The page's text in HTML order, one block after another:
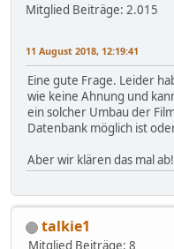
Mitglied Beiträge: 2.015
11 August 2018, 12:19:41
Eine gute Frage. Leider
wie keine Ahnung und
ein solcher Umbau der
Datenbank möglich ist
Aber wir klären das mal ab!
talkie1
Mitglied Beiträge: 8